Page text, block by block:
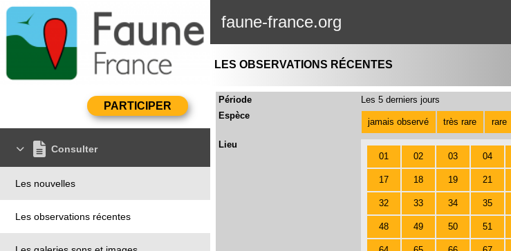
faune-france.org
Consulter
Les nouvelles
Les observations récentes
LES OBSERVATIONS RÉCENTES
Période
Les 5 derniers jours
Espèce
jamais observé très rare rare
Lieu
01
02 03 04
17 18 19 21
32 33 34 35
48 49 50 51